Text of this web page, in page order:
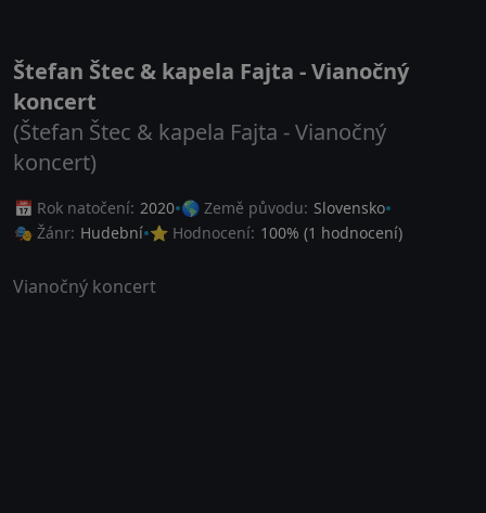
Štefan Štec & kapela Fajta - Vianočný
koncert
(Štefan Štec & kapela Fajta - Vianočný
koncert)
📅 Rok natočení: 2020 🌎 Země původu: Slovensko
🎭 Žánr: Hudební ⭐ Hodnocení: 100% (1 hodnocení)
Vianočný koncert